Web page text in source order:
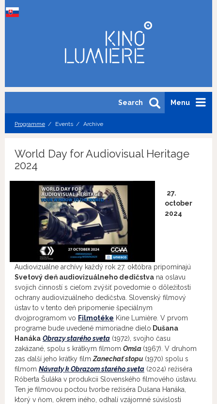
Menu
Search
Programme Events Archive
World Day for Audiovisual Heritage
2024
27.
october
2024
Audiovizuálne archívy každý rok 27. októbra pripomínajú
Svetový deň audiovizuálneho dedičstva na oslavu
svojich činností s cieľom zvýšiť povedomie o dôležitosti
ochrany audiovizuálneho dedičstva. Slovenský filmový
ústav to v tento deň pripomenie špeciálnym
dvojprogramom vo Filmotéke Kine Lumière. V prvom
programe bude uvedené mimoriadne dielo Dušana
Hanáka Obrazy starého sveta (1972), svojho času
zakázané, spolu s krátkym filmom Omša (1967). V druhom
zas ďalší jeho krátky filmZanechať stopu (1970) spolu s
filmom Návraty k Obrazom starého sveta (2024) režiséra
Róberta Šuláka v produkcii Slovenského filmového ústavu.
Ten je filmovou poctou tvorbe režiséra Dušana Hanáka,
ktorý v ňom, okrem iného, odhalí vzájomné súvislosti